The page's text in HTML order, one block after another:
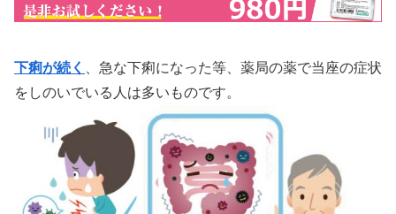
下痢が続く
、急な下痢になった等、薬局の薬で当座の症状
をしのいでいる人は多いものです。